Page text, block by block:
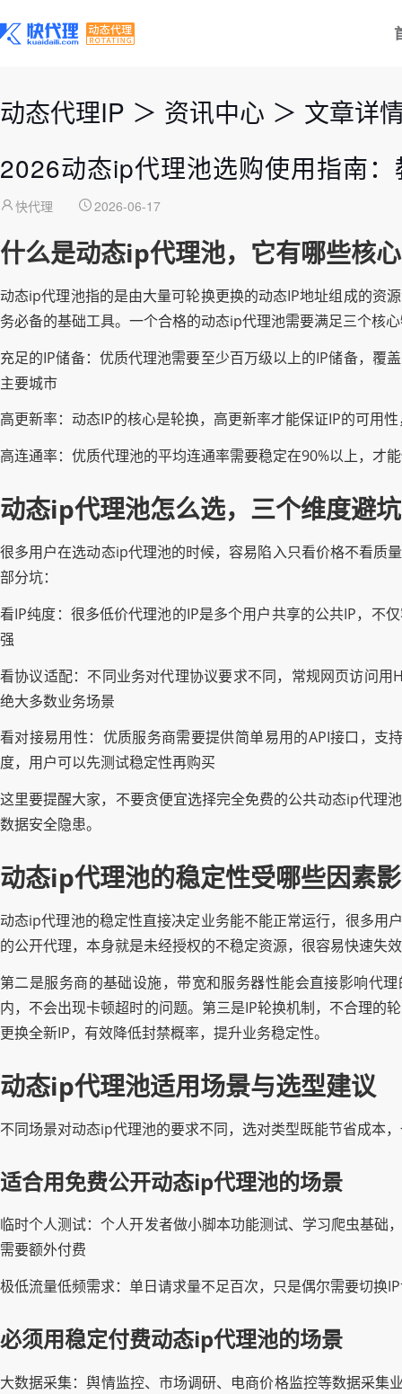
动态代理IP ＞ 资讯中心 ＞ 文章详
2026动态ip代理池选购使用指南
快代理 2026-06-17
什么是动态ip代理池，它有哪些核
动态ip代理池指的是由大量可轮换更换的动态IP地址组成的资
务必备的基础工具。一个合格的动态ip代理池需要满足三个核
充足的IP储备：优质代理池需要至少百万级以上的IP储备，覆
主要城市
高更新率：动态IP的核心是轮换，高更新率才能保证IP的可用
高连通率：优质代理池的平均连通率需要稳定在90%以上，才
动态ip代理池怎么选，三个维度避坑
很多用户在选动态ip代理池的时候，容易陷入只看价格不看质
部分坑：
看IP纯度：很多低价代理池的IP是多个用户共享的公共IP，不
强
看协议适配：不同业务对代理协议要求不同，常规网页访问
绝大多数业务场景
看对接易用性：优质服务商需要提供简单易用的API接口，
度，用户可以先测试稳定性再购买
这里要提醒大家，不要贪便宜选择完全免费的公共动态ip代理
数据安全隐患。
动态ip代理池的稳定性受哪些因素
动态ip代理池的稳定性直接决定业务能不能正常运行，很多用
的公开代理，本身就是未经授权的不稳定资源，很容易快速失
第二是服务商的基础设施，带宽和服务器性能会直接影响代
内，不会出现卡顿超时的问题。第三是IP轮换机制，不合理的
更换全新IP，有效降低封禁概率，提升业务稳定性。
动态ip代理池适用场景与选型建议
不同场景对动态ip代理池的要求不同，选对类型既能节省成本
适合用免费公开动态ip代理池的场景
临时个人测试：个人开发者做小脚本功能测试、学习爬虫基础
需要额外付费
极低流量低频需求：单日请求量不足百次，只是偶尔需要切换
必须用稳定付费动态ip代理池的场景
大数据采集：舆情监控、市场调研、电商价格监控等数据采